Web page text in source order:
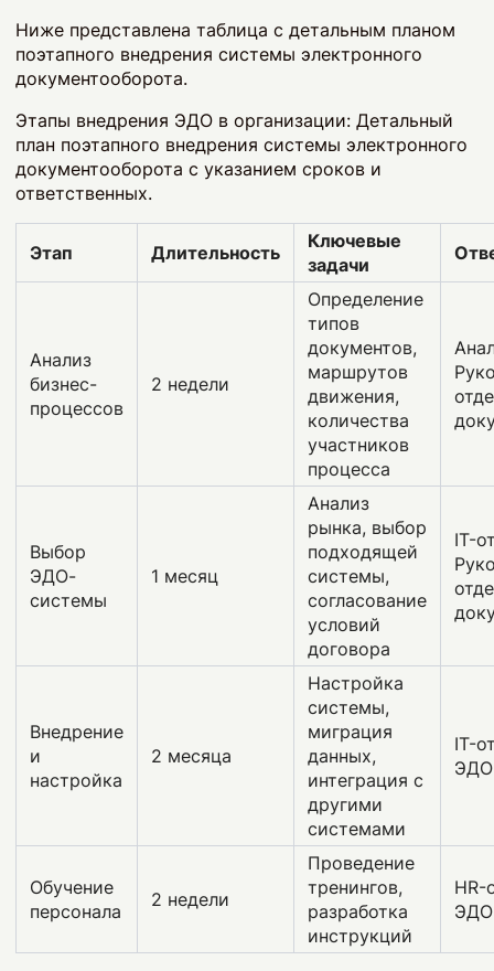
Ниже представлена таблица с детальным планом
поэтапного внедрения системы электронного
документооборота.
Этапы внедрения ЭДО в организации: Детальный
план поэтапного внедрения системы электронного
документооборота с указанием сроков и
ответственных.
Этап Длительность
Ключевые
задачи
Анализ
бизнес-
процессов
2 недели
Определение
типов
документов,
маршрутов
движения,
количества
участников
процесса
Выбор
ЭДО-
системы
1 месяц
Анализ
рынка, выбор
подходящей
системы,
согласование
условий
договора
IT-
Внедрение
и
настройка
2 месяца
Настройка
системы,
миграция
данных,
интеграция с
другими
системами
IT-
Обучение
персонала
2 недели
Проведение
тренингов,
разработка
инструкций
HR-